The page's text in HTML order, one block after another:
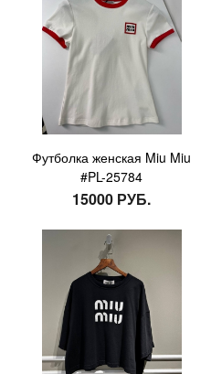
Футболка женская Miu Miu
#PL-25784
15000 РУБ.